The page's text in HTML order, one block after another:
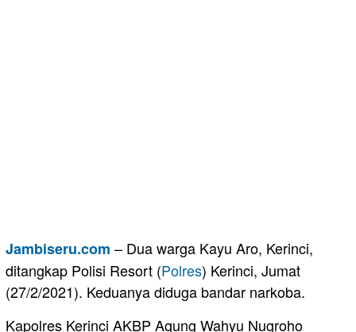
Jambiseru.com – Dua warga Kayu Aro, Kerinci,
ditangkap Polisi Resort (Polres) Kerinci, Jumat
(27/2/2021). Keduanya diduga bandar narkoba.
Kapolres Kerinci AKBP Agung Wahyu Nugroho